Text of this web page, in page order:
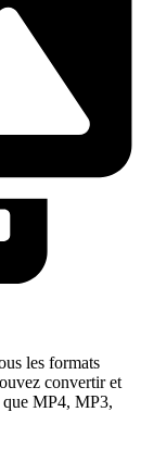
les formats
convertir et
que MP4, MP3,